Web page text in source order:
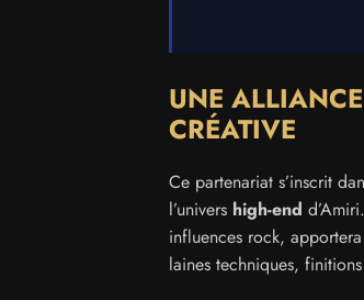
UNE
CRÉATIVE
Ce partenariat s’inscrit
l’univers high-end
influences rock,
laines techniques,